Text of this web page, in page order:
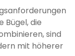
Bügel, die
sind
mit höherer